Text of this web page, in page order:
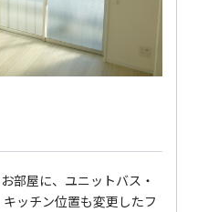
部屋に、ユニットバス・
ッチン位置も変更したフ